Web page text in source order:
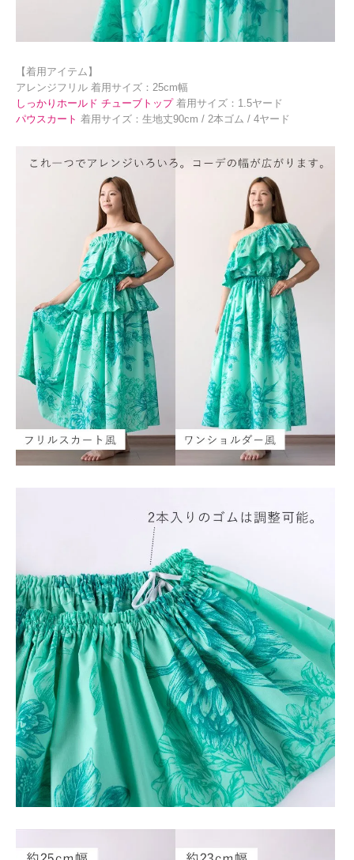
【着用アイテム】
アレンジフリル 着用サイズ：25cm幅
しっかりホールド チューブトップ着用サイズ：1.5ヤード
パウスカート 着用サイズ：生地丈90cm / 2本ゴム / 4ヤード